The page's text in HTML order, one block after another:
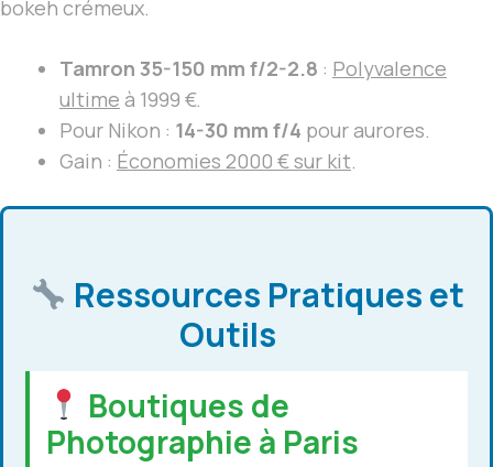
bokeh crémeux.
Tamron 35-150 mm f/2-2.8 : Polyvalence
ultime à 1999 €.
Pour Nikon : 14-30 mm f/4 pour aurores.
Gain : Économies 2000 € sur kit.
Ressources Pratiques et
Outils
Boutiques de
Photographie à Paris